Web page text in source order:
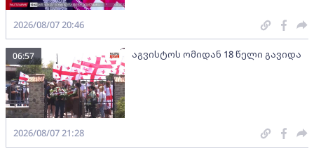
2026/08/07 20:46
აგვისტოს ომიდან 18 წელი გავიდა
06:57
2026/08/07 21:28